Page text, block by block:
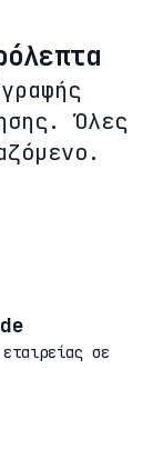
Όλες
σε